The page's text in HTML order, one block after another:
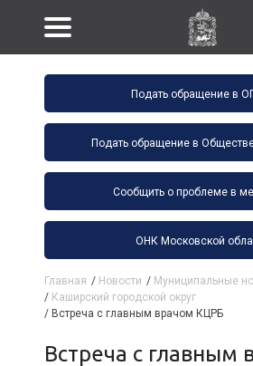
Подать обращение в
Подать обращение в
Сообщить о проблеме в
ОНК Московской
Главная / Новости / Муниципальные
/ Каширский городской округ
/ Встреча с главным врачом КЦРБ
Встреча с главным врачом